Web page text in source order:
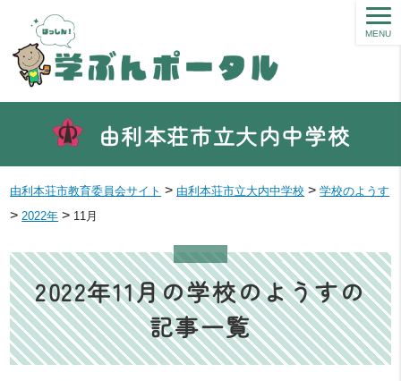
由利本荘市立大内中学校
MENU
由利本荘市教育委員会サイト > 由利本荘市立大内中学校 >学校のようす
> 2022年 > 11月
2022年11月の学校のようすの
記事一覧